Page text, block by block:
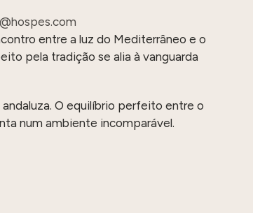
entre a luz do Mediterrâneo e o
pela tradição se alia à vanguarda
O equilíbrio perfeito entre o
num ambiente incomparável.